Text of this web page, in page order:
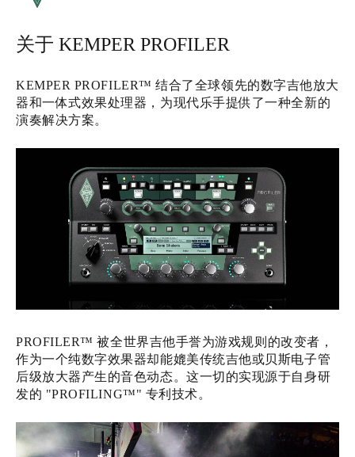
关于 KEMPER PROFILER
KEMPER PROFILER™ 结合了全球领先的数字吉他放大
器和一体式效果处理器，为现代乐手提供了一种全新的
演奏解决方案。
PROFILER™ 被全世界吉他手誉为游戏规则的改变者，
作为一个纯数字效果器却能媲美传统吉他或贝斯电子管
后级放大器产生的音色动态。这一切的实现源于自身研
发的 "PROFILING™" 专利技术。